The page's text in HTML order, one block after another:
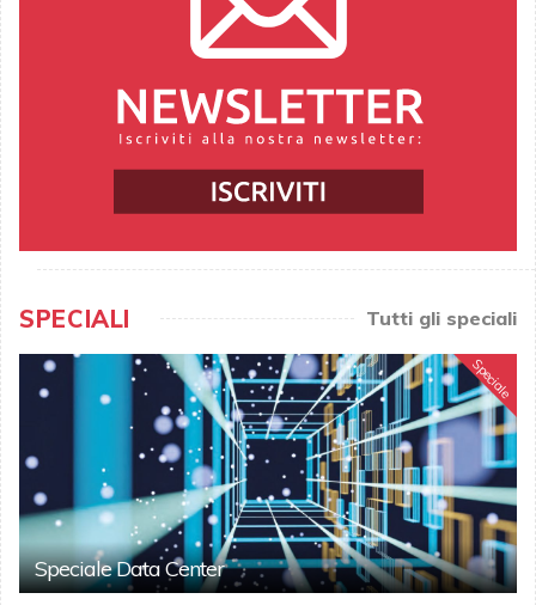
SPECIALI Tutti gli speciali
Speciale
Speciale Data Center